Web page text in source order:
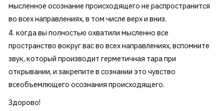
мысленное осознание происходящего не распространится
во всех направлениях, в том числе верх и вниз.
когда вы полностью охватили мысленно все
пространство вокруг вас во всех направлениях, вспомните
звук, который производит герметичная тара при
открывании, и закрепите в сознании это чувство
всеобъемлющего осознания происходящего.
Здорово!